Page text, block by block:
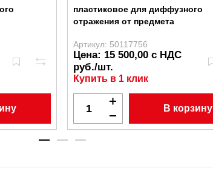
пластиковое для диффузного
отражения от предмета
Артикул: 50117756
Цена: 15 500,00 с НДС
руб./шт.
Купить в 1 клик
В корзину